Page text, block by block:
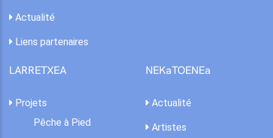
Actualité
Liens partenaires
LARRETXEA
Projets
Pêche à Pied
NEKaTOENEa
Actualité
Artistes